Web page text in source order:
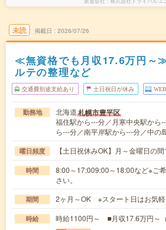
未読 掲載日 2026/07/26
≪無資格でも月収17.6万円～
ルテの整理など
交通費別途支給あり 土日祝日が休み
勤務地 北海道札幌市豊平区
福住駅から---分／月寒中央駅から
ら---分／南平岸駅から---分／中の
曜日頻度 【土日祝休みOK】月～金曜日の
時間
8:00～17:009:00～18:00など※ご
さい。
期間 2ヶ月～OK ※スタート日はお気軽
時給 時給1100円～ ■月収17.6万円～